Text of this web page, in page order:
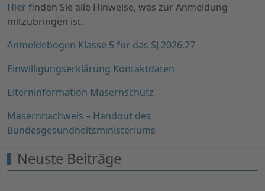
Hier finden Sie alle Hinweise, was zur Anmeldung
mitzubringen ist.
Anmeldebogen Klasse 5 für das SJ 2026.27
Einwilligungserklärung Kontaktdaten
Elterninformation Masernschutz
Masernnachweis – Handout des
Bundesgesundheitsministeriums
Neuste Beiträge